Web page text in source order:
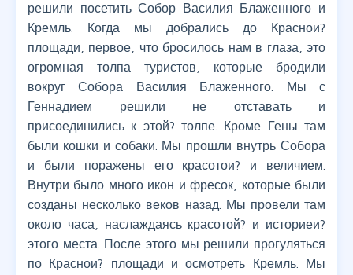
решили посетить Собор Василия Блаженного и
Кремль. Когда мы добрались до Краснои?
площади, первое, что бросилось нам в глаза, это
огромная толпа туристов, которые бродили
вокруг Собора Василия Блаженного. Мы с
Геннадием решили не отставать и
присоединились к этой? толпе. Кроме Гены там
были кошки и собаки. Мы прошли внутрь Собора
и были поражены его красотои? и величием.
Внутри было много икон и фресок, которые были
созданы несколько веков назад. Мы провели там
около часа, наслаждаясь красотой? и историеи?
этого места. После этого мы решили прогуляться
по Краснои? площади и осмотреть Кремль. Мы